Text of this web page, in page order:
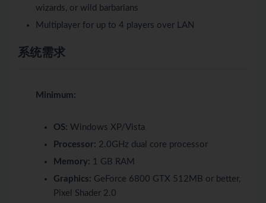
wizards, or wild barbarians
Multiplayer for up to 4 players over LAN
系统需求
Minimum:
OS: Windows XP/Vista
Processor: 2.0GHz dual core processor
Memory: 1 GB RAM
Graphics: GeForce 6800 GTX 512MB or better,
Pixel Shader 2.0